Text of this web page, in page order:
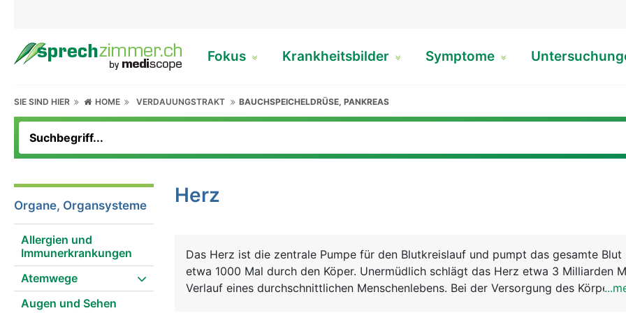
Fokus Krankheitsbilder Symptome
SIE SIND HIER HOME VERDAUUNGSTRAKT BAUCHSPEICHELDRÜSE, PANKREAS
Organe, Organsysteme
Allergien und
Immunerkrankungen
Atemwege
Augen und Sehen
Herz
Das Herz ist die zentrale Pumpe für den Blutkreislauf und pumpt das gesamte Blut
etwa 1000 Mal durch den Köper. Unermüdlich schlägt das Herz etwa 3 Milliarden
Verlauf eines durchschnittlichen Menschenlebens. Bei der Versorgung des Körpers